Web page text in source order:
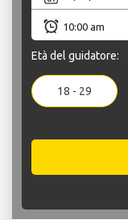
Età del guidatore:
18 - 29